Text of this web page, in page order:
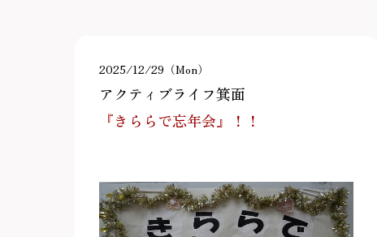
2025/12/29（Mon）
アクティブライフ箕面
『きららで忘年会』！！